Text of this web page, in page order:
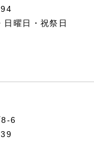
曜日・祝祭日
6